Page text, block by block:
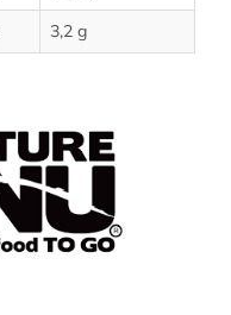
3,2 g